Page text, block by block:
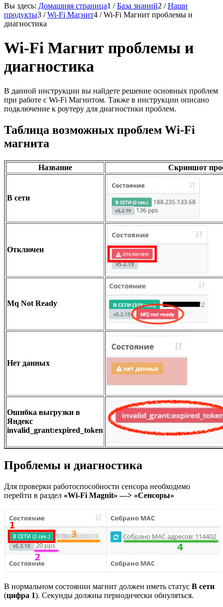
Вы здесь: Домашняя страница1 / База знаний2 / Наши
продукты3 / Wi-Fi Магнит4 / Wi-Fi Магнит проблемы и
диагностика
Wi-Fi Магнит проблемы и
диагностика
В данной инструкции вы найдете решение основных проблем
при работе с Wi-Fi Магнитом. Также в инструкции описано
подключение к роутеру для диагностики проблем.
Таблица возможных проблем Wi-Fi
магнита
Название Скриншот
В сети
Отключен
Mq Not Ready
Нет данных
Ошибка выгрузки в
Яндекс
invalid_grant:expired_token
Проблемы и диагностика
Для проверки работоспособности сенсора необходимо
перейти в раздел «Wi-Fi Magnit» —> «Сенсоры»
В нормальном состоянии магнит должен иметь статус В сети
(цифра 1). Секунды должны периодически обнуляться.